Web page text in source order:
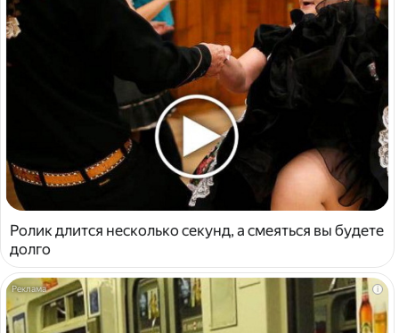
Ролик длится несколько секунд, а смеяться вы будете
долго
i